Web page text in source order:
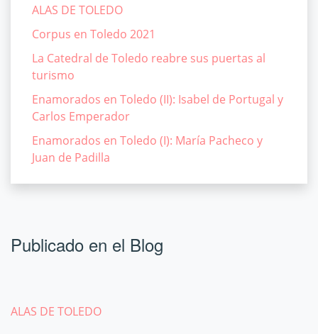
ALAS DE TOLEDO
Corpus en Toledo 2021
La Catedral de Toledo reabre sus puertas al
turismo
Enamorados en Toledo (II): Isabel de Portugal y
Carlos Emperador
Enamorados en Toledo (I): María Pacheco y
Juan de Padilla
Publicado en el Blog
ALAS DE TOLEDO